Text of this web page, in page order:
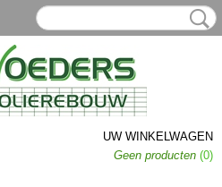
UW WINKELWAGEN
Geen producten (0)